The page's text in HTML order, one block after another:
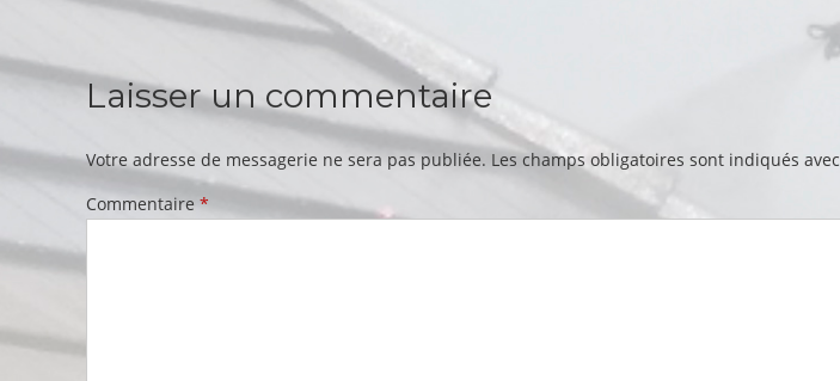
Laisser un commentaire
Votre adresse de messagerie ne sera pas publiée. Les champs obligatoires sont indiqués avec
Commentaire*